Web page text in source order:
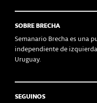
SOBRE BRECHA
Semanario Brecha es una
independiente de
Uruguay.
SEGUINOS